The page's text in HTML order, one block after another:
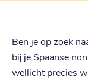
Ben je op zoek
bij je Spaanse
wellicht precies